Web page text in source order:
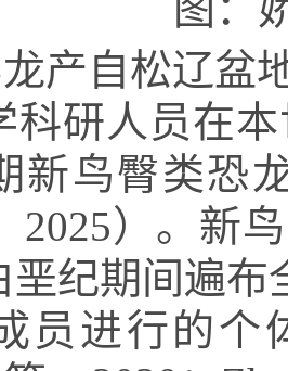
图：
产自松辽盆
科研人员在
新鸟臀类恐
2025）。新
垩纪期间遍布
员进行的个